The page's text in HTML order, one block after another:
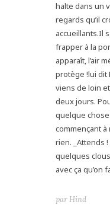
halte dans un
regards qu’il
accueillants.Il
frapper à la
apparaît, l’air
protège !lui dit
viens de loin
deux jours.
quelque
commençant à
rien. _Attends !
quelques
avec ça qu’on
par Hind